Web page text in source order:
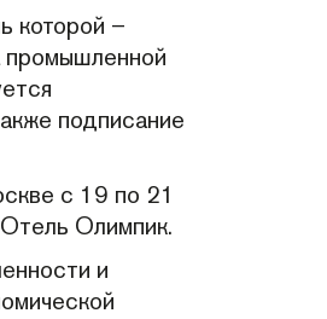
которой –
промышленной
подписание
с 19 по 21
Олимпик.
и